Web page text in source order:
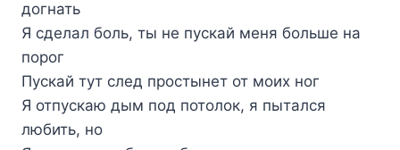
догнать
Я сделал боль, ты не пускай меня больше на
порог
Пускай тут след простынет от моих ног
Я отпускаю дым под потолок, я пытался
любить, но